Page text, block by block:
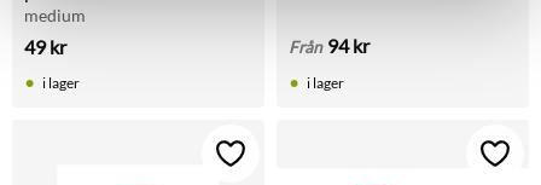
medium
49kr
i lager
Från 94kr
i lager
Lägg till i favoriter Lägg